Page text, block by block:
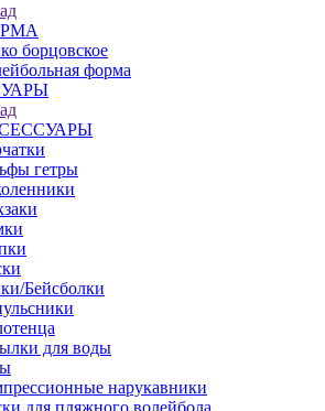
борцовское
форма
гетры
Бейсболки
для воды
нарукавники